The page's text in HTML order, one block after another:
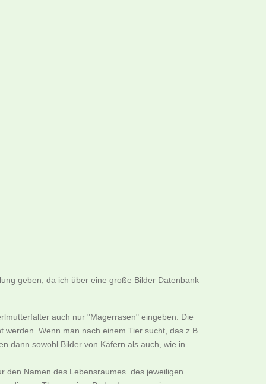
geben, da ich über eine große Bilder Datenbank
auch nur "Magerrasen" eingeben. Die
Wenn man nach einem Tier sucht, das z.B.
dann sowohl Bilder von Käfern als auch, wie in
den Namen des Lebensraumes des jeweiligen